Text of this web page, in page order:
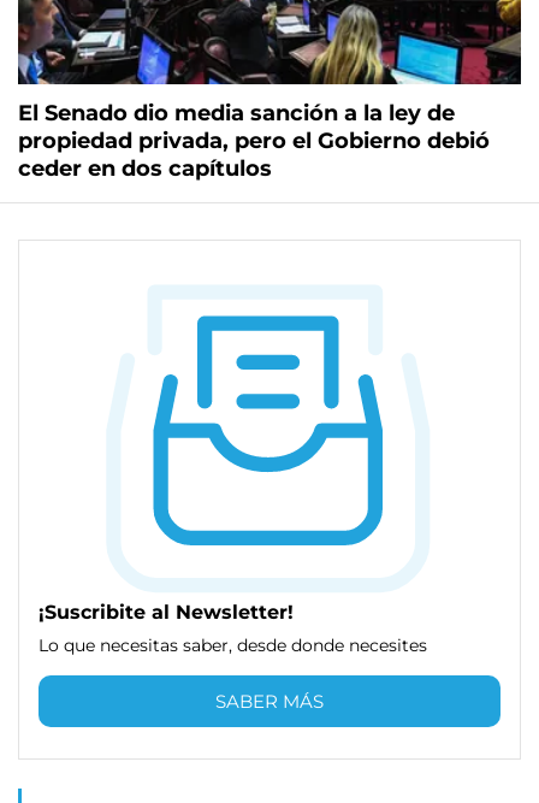
El Senado dio media sanción a la ley de
propiedad privada, pero el Gobierno debió
ceder en dos capítulos
¡Suscribite al Newsletter!
Lo que necesitas saber, desde donde necesites
SABER MÁS